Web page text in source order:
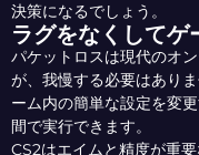
決策になるでしょう。
ラグをなくしてゲ
パケットロスは現代のオ
が、我慢する必要はあり
ーム内の簡単な設定を変
間で実行できます。
CS2はエイムと精度が重